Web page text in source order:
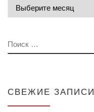
ПОИСК
СВЕЖИЕ ЗАПИСИ